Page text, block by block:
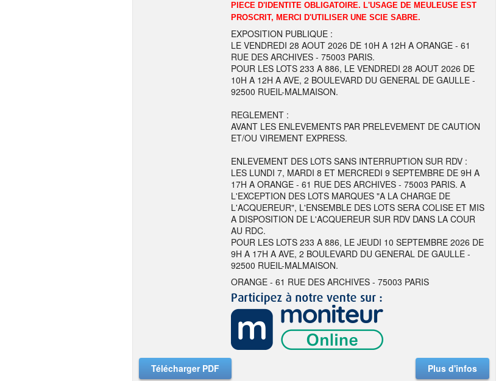
PIECE D'IDENTITE OBLIGATOIRE. L'USAGE DE MEULEUSE EST
PROSCRIT, MERCI D'UTILISER UNE SCIE SABRE.
EXPOSITION PUBLIQUE :
LE VENDREDI 28 AOUT 2026 DE 10H A 12H A ORANGE - 61
RUE DES ARCHIVES - 75003 PARIS.
POUR LES LOTS 233 A 886, LE VENDREDI 28 AOUT 2026 DE
10H A 12H A AVE, 2 BOULEVARD DU GENERAL DE GAULLE -
92500 RUEIL-MALMAISON.
REGLEMENT :
AVANT LES ENLEVEMENTS PAR PRELEVEMENT DE CAUTION
ET/OU VIREMENT EXPRESS.
ENLEVEMENT DES LOTS SANS INTERRUPTION SUR RDV :
LES LUNDI 7, MARDI 8 ET MERCREDI 9 SEPTEMBRE DE 9H A
17H A ORANGE - 61 RUE DES ARCHIVES - 75003 PARIS. A
L'EXCEPTION DES LOTS MARQUES "A LA CHARGE DE
L'ACQUEREUR", L'ENSEMBLE DES LOTS SERA COLISE ET MIS
A DISPOSITION DE L'ACQUEREUR SUR RDV DANS LA COUR
AU RDC.
POUR LES LOTS 233 A 886, LE JEUDI 10 SEPTEMBRE 2026 DE
9H A 17H A AVE, 2 BOULEVARD DU GENERAL DE GAULLE -
92500 RUEIL-MALMAISON.
ORANGE - 61 RUE DES ARCHIVES - 75003 PARIS
Télécharger PDF Plus d'infos